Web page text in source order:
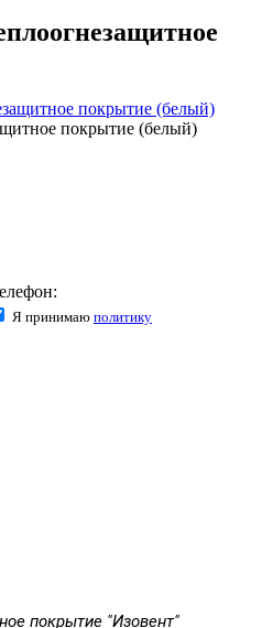
покрытие (белый)
Я принимаю политику
покрытие "Изовент"